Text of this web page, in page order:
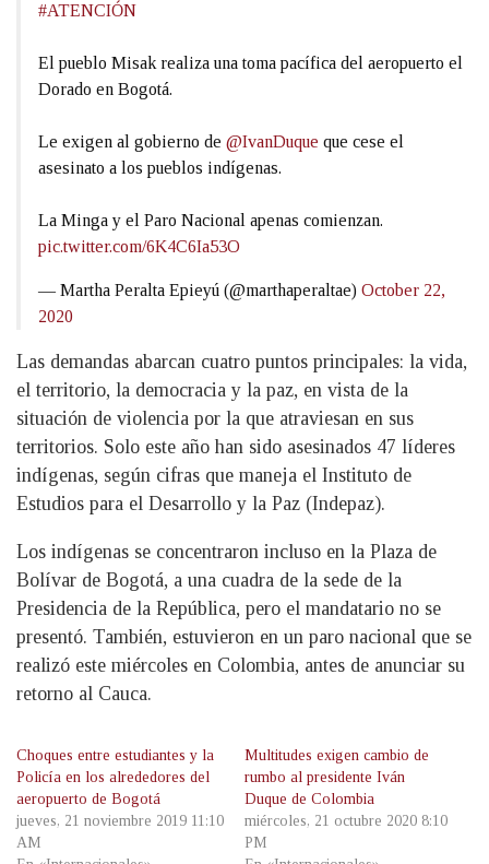
#ATENCIÓN
El pueblo Misak realiza una toma pacífica del aeropuerto el
Dorado en Bogotá.
Le exigen al gobierno de @IvanDuque que cese el
asesinato a los pueblos indígenas.
La Minga y el Paro Nacional apenas comienzan.
pic.twitter.com/6K4C6Ia53O
— Martha Peralta Epieyú (@marthaperaltae) October 22,
2020
Las demandas abarcan cuatro puntos principales: la vida,
el territorio, la democracia y la paz, en vista de la
situación de violencia por la que atraviesan en sus
territorios. Solo este año han sido asesinados 47 líderes
indígenas, según cifras que maneja el Instituto de
Estudios para el Desarrollo y la Paz (Indepaz).
Los indígenas se concentraron incluso en la Plaza de
Bolívar de Bogotá, a una cuadra de la sede de la
Presidencia de la República, pero el mandatario no se
presentó. También, estuvieron en un paro nacional que se
realizó este miércoles en Colombia, antes de anunciar su
retorno al Cauca.
Choques entre estudiantes y la
Policía en los alrededores del
aeropuerto de Bogotá
jueves, 21 noviembre 2019 11:10
AM
Multitudes exigen cambio de
rumbo al presidente Iván
Duque de Colombia
miércoles, 21 octubre 2020 8:10
PM